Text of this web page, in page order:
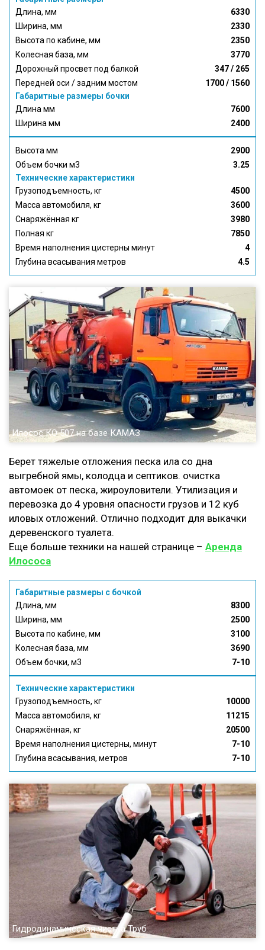
Длина, мм
6330
Ширина, мм
2330
Высота по кабине, мм
2350
Колесная база, мм
3770
Дорожный просвет под балкой
347 / 265
Передней оси / задним мостом
1700 / 1560
Габаритные размеры бочки
Длина мм
7600
Ширина мм
2400
Высота мм
2900
Объем бочки м3
3.25
Технические характеристики
Грузоподъемность, кг
4500
Масса автомобиля, кг
3600
Снаряжённая кг
3980
Полная кг
7850
Время наполнения цистерны минут
4
Глубина всасывания метров
4.5
Илосос КО 507 на базе КАМАЗ
Берет тяжелые отложения песка ила со дна
выгребной ямы, колодца и септиков. очистка
автомоек от песка, жироуловители. Утилизация и
перевозка до 4 уровня опасности грузов и 12 куб
иловых отложений. Отлично подходит для выкачки
деревенского туалета.
Еще больше техники на нашей странице – Аренда
Илососа
Габаритные размеры с бочкой
Длина, мм
8300
Ширина, мм
2500
Высота по кабине, мм
3100
Колесная база, мм
3690
Объем бочки, м3
7-10
Технические характеристики
Грузоподъемность, кг
10000
Масса автомобиля, кг
11215
Снаряжённая, кг
20500
Время наполнения цистерны, минут
7-10
Глубина всасывания, метров
7-10
Гидродинамическая чистка Труб